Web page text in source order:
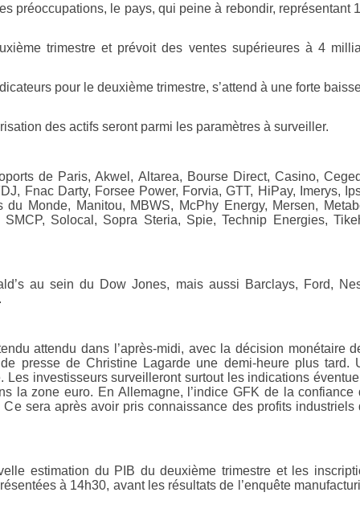
préoccupations, le pays, qui peine à rebondir, représentant
trimestre et prévoit des ventes supérieures à 4
pour le deuxième trimestre, s’attend à une forte
des actifs seront parmi les paramètres à surveiller.
de Paris, Akwel, Altarea, Bourse Direct, Casino,
Fnac Darty, Forsee Power, Forvia, GTT, HiPay, Imerys,
Monde, Manitou, MBWS, McPhy Energy, Mersen,
Solocal, Sopra Steria, Spie, Technip Energies,
au sein du Dow Jones, mais aussi Barclays, Ford,
attendu dans l’après-midi, avec la décision monétaire
presse de Christine Lagarde une demi-heure plus tard.
investisseurs surveilleront surtout les indications
la zone euro. En Allemagne, l’indice GFK de la confiance
sera après avoir pris connaissance des profits industriels
estimation du PIB du deuxième trimestre et les
à 14h30, avant les résultats de l’enquête